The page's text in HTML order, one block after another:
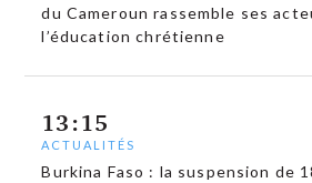
du Cameroun rassemble ses
l’éducation chrétienne
13:15
ACTUALITÉS
Burkina Faso : la suspension de